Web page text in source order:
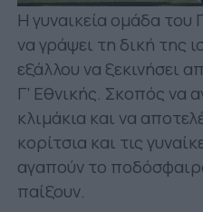
Η γυναικεία ομάδα του
να γράψει τη δική της
εξάλλου να ξεκινήσει
Γ’ Εθνικής. Σκοπός να
κλιμάκια και να
κορίτσια και τις
αγαπούν το
παίξουν.